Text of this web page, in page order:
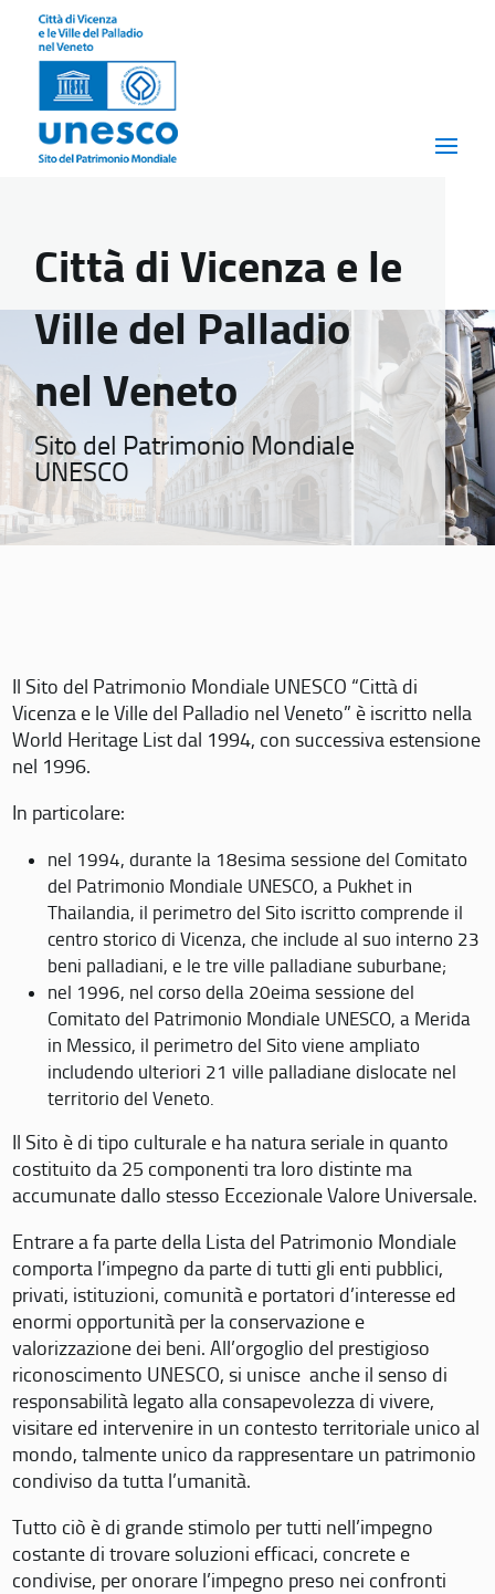
Città di Vicenza e le
Ville del Palladio
nel Veneto
Sito del Patrimonio Mondiale
UNESCO
Il Sito del Patrimonio Mondiale UNESCO “Città di
Vicenza e le Ville del Palladio nel Veneto” è iscritto nella
World Heritage List dal 1994, con successiva estensione
nel 1996.
In particolare:
nel 1994, durante la 18esima sessione del Comitato
del Patrimonio Mondiale UNESCO, a Pukhet in
Thailandia, il perimetro del Sito iscritto comprende il
centro storico di Vicenza, che include al suo interno 23
beni palladiani, e le tre ville palladiane suburbane;
nel 1996, nel corso della 20eima sessione del
Comitato del Patrimonio Mondiale UNESCO, a Merida
in Messico, il perimetro del Sito viene ampliato
includendo ulteriori 21 ville palladiane dislocate nel
territorio del Veneto.
Il Sito è di tipo culturale e ha natura seriale in quanto
costituito da 25 componenti tra loro distinte ma
accumunate dallo stesso Eccezionale Valore Universale.
Entrare a fa parte della Lista del Patrimonio Mondiale
comporta l’impegno da parte di tutti gli enti pubblici,
privati, istituzioni, comunità e portatori d’interesse ed
enormi opportunità per la conservazione e
valorizzazione dei beni. All’orgoglio del prestigioso
riconoscimento UNESCO, si unisce anche il senso di
responsabilità legato alla consapevolezza di vivere,
visitare ed intervenire in un contesto territoriale unico al
mondo, talmente unico da rappresentare un patrimonio
condiviso da tutta l’umanità.
Tutto ciò è di grande stimolo per tutti nell’impegno
costante di trovare soluzioni efficaci, concrete e
condivise, per onorare l’impegno preso nei confronti